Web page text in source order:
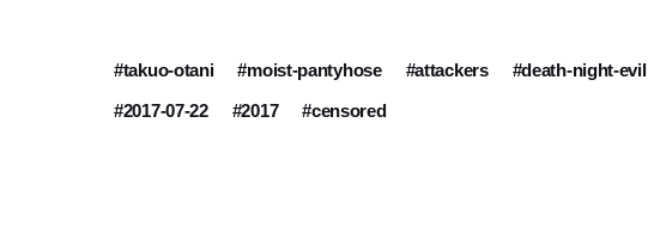
#takuo-otani #moist-pantyhose #attackers #death-night-evil
#2017-07-22
#2017 #censored